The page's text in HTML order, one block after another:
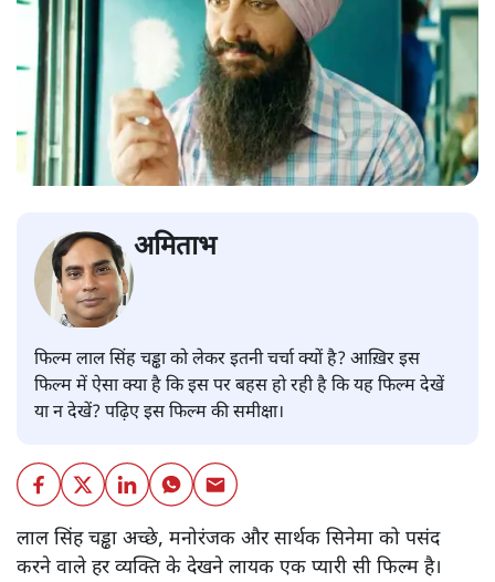
अमिताभ
फिल्म लाल सिंह चड्ढा को लेकर इतनी चर्चा क्यों है? आख़िर इस
फिल्म में ऐसा क्या है कि इस पर बहस हो रही है कि यह फिल्म देखें
या न देखें? पढ़िए इस फिल्म की समीक्षा।
लाल सिंह चड्ढा अच्छे, मनोरंजक और सार्थक सिनेमा को पसंद
करने वाले हर व्यक्ति के देखने लायक एक प्यारी सी फिल्म है।